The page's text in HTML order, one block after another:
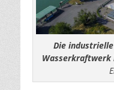
Die
Wasserkraftwerk